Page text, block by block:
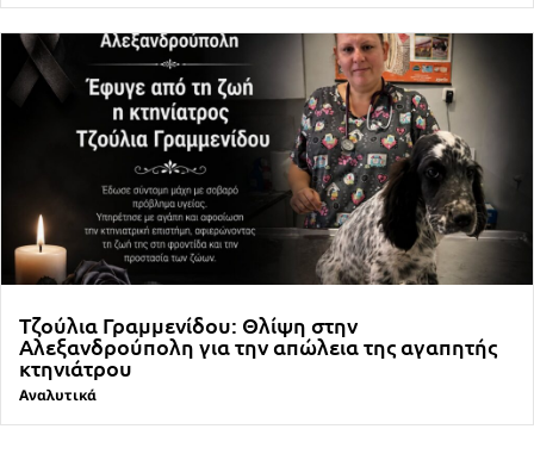
Τζούλια Γραμμενίδου: Θλίψη στην
Αλεξανδρούπολη για την απώλεια της αγαπητής
κτηνιάτρου
Αναλυτικά